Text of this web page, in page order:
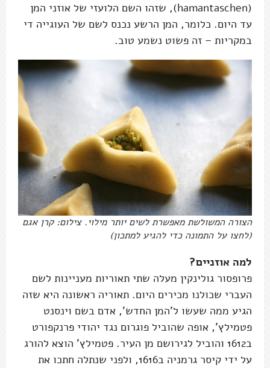
(hamantaschen), שזהו השם הלועזי של אוזני המן
עד היום. כלומר, המן הרשע נכנס לשם של העוגייה די
במקריות – זה פשוט נשמע טוב.
הצורה המשולשת מאפשרת לשים יותר מילוי. צילום: קרן אגם
(לחצו על התמונה כדי להגיע למתכון)
למה אוזניים?
פרופסור גולינקין מעלה שתי תאוריות מעניינות לשם
העברי שכולנו מכירים היום. תאוריה ראשונה היא שזה
הגיע ממה שעשו ל'המן החדש', אדם בשם וינסנט
פטמילץ', אופה שהוביל פוגרום נגד יהודי פרנקפורט
ב1612 והוביל לגירושם מן העיר. פטמילץ' הוצא להורג
על ידי קיסר גרמניה ב1616, ולפני שנתלה חתכו את